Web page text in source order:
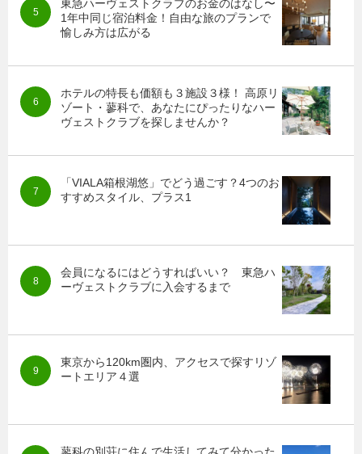
東急ハーヴェストクラブのお金のはなし〜
1年中同じ宿泊料金！自由な旅のプランで
愉しみ方は広がる
ホテルの特長も価額も３施設３様！ 高原リ
ゾート・蓼科で、あなたにぴったりなハー
ヴェストクラブを探しませんか？
「VIALA箱根湖悠」でどう過ごす？4つのお
すすめスタイル、プラス1
会員になるにはどうすればいい？ 東急ハ
ーヴェストクラブに入会するまで
東京から120km圏内、アクセスで探すリゾ
ートエリア４選